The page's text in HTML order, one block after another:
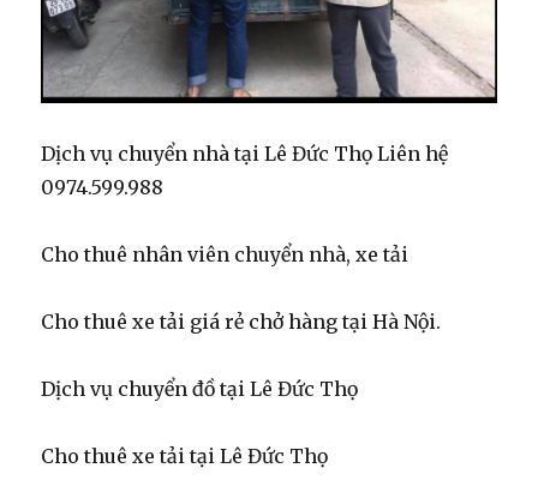
Dịch vụ chuyển nhà tại Lê Đức Thọ Liên hệ
0974.599.988
Cho thuê nhân viên chuyển nhà, xe tải
Cho thuê xe tải giá rẻ chở hàng tại Hà Nội.
Dịch vụ chuyển đồ tại Lê Đức Thọ
Cho thuê xe tải tại Lê Đức Thọ